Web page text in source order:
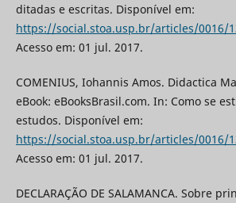
ditadas e escritas. Disponível em:
https://social.stoa.usp.br/articles/0016/
Acesso em: 01 jul. 2017.
COMENIUS, Iohannis Amos. Didactica
eBook: eBooksBrasil.com. In: Como se
estudos. Disponível em:
https://social.stoa.usp.br/articles/0016/
Acesso em: 01 jul. 2017.
DECLARAÇÃO DE SALAMANCA. Sobre